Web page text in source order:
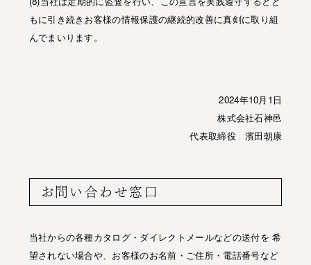
もに引き続きお客様の情報保護の継続的改善に真剣に取り組
んでまいります。
2024年10月1日
株式会社石神邑
代表取締役 濱田朝康
お問い合わせ窓口
当社からの各種カタログ・ダイレクトメールなどの送付を 希
望されない場合や、お客様のお名前・ご住所・電話番号など